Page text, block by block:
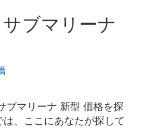
ブマリーナ
ブマリーナ 新型 価格を探
、ここにあなたが探して